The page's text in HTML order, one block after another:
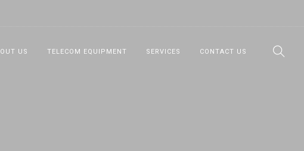
US TELECOM EQUIPMENT SERVICES CONTACT US